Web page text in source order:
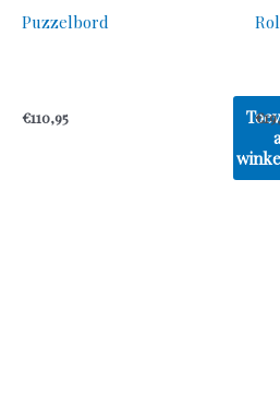
Puzzelbord
€110,95 €